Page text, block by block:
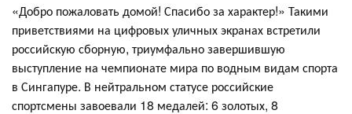
«Добро пожаловать домой! Спасибо за характер!» Такими
приветствиями на цифровых уличных экранах встретили
российскую сборную, триумфально завершившую
выступление на чемпионате мира по водным видам спорта
в Сингапуре. В нейтральном статусе российские
спортсмены завоевали 18 медалей: 6 золотых, 8